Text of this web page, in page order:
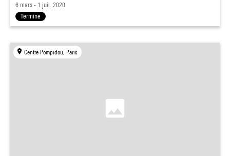
6 mars - 1 juil. 2020
Terminé
Centre Pompidou, Paris